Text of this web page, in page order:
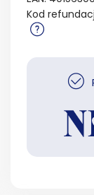
Kod refundacji: